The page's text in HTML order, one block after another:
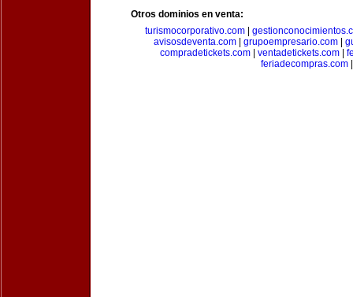
Otros dominios en venta:
turismocorporativo.com
avisosdeventa.com| grupoempresario.com|
compradetickets.com| ventadetickets.com|
feriadecompras.com|